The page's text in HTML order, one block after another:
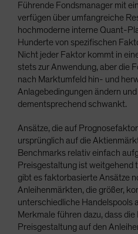
Führende Fondsmanager mit
verfügen über umfangreiche
hochmoderne interne Quant-
Hunderte von spezifischen
Nicht jeder Faktor kommt in
stets zur Anwendung, aber die
nach Marktumfeld hin- und
Anlagebedingungen ändern
dementsprechend schwankt.
Ansätze, die auf
ursprünglich auf die
Benchmarks relativ einfach
Preisgestaltung ist weitgehend
gibt es faktorbasierte Ansätze
Anleihenmärkten, die größer,
unterschiedliche Handelspools
Merkmale führen dazu, dass
Preisgestaltung auf den